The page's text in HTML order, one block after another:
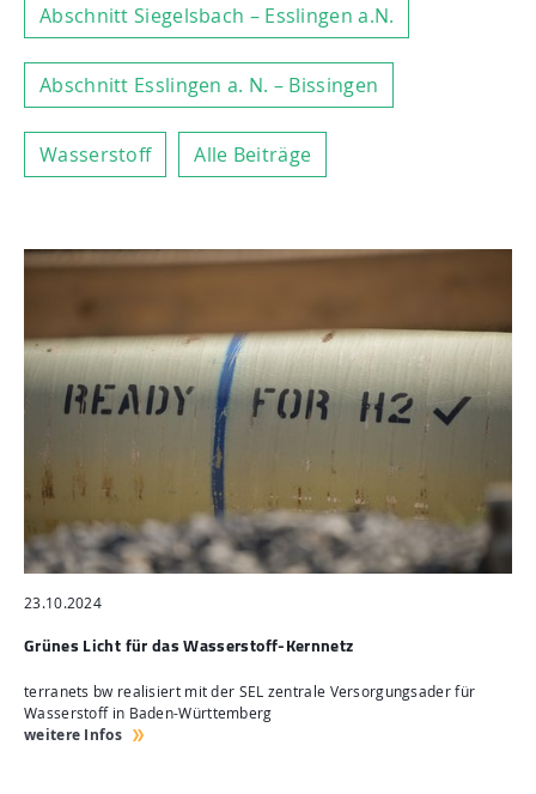
Abschnitt Siegelsbach – Esslingen a.N.
Abschnitt Esslingen a. N. – Bissingen
Wasserstoff Alle Beiträge
23.10.2024
Grünes Licht für das Wasserstoff-Kernnetz
terranets bw realisiert mit der SEL zentrale Versorgungsader für
Wasserstoff in Baden-Württemberg
weitere Infos